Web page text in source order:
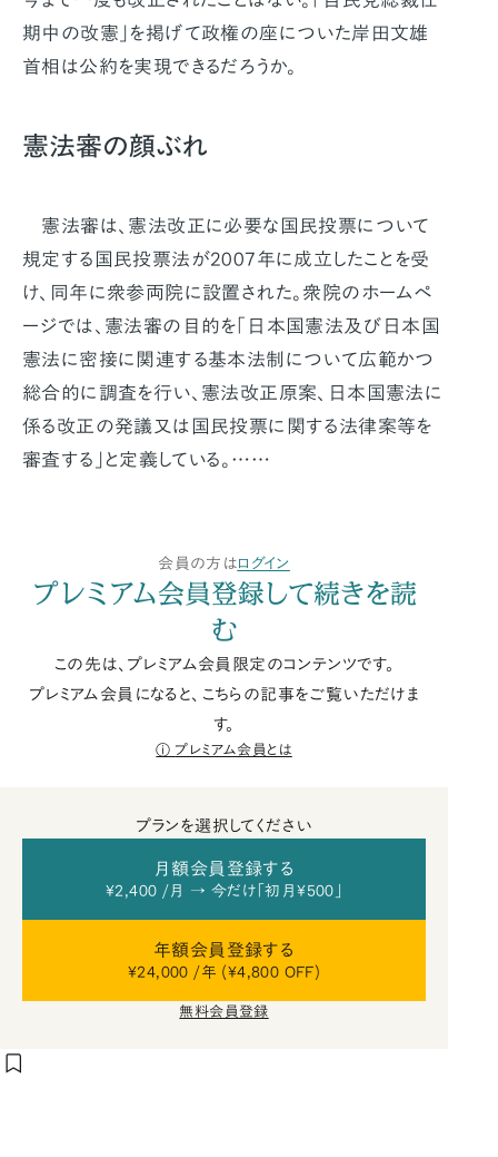
期中の改憲」を掲げて政権の座についた岸田文雄
首相は公約を実現できるだろうか。
憲法審の顔ぶれ
憲法審は、憲法改正に必要な国民投票について
規定する国民投票法が2007年に成立したことを受
け、同年に衆参両院に設置された。衆院のホームペ
ージでは、憲法審の目的を「日本国憲法及び日本国
憲法に密接に関連する基本法制について広範かつ
総合的に調査を行い、憲法改正原案、日本国憲法に
係る改正の発議又は国民投票に関する法律案等を
審査する」と定義している。……
会員の方はログイン
プレミアム会員登録して続きを読
む
この先は、プレミアム会員限定のコンテンツです。
プレミアム会員になると、こちらの記事をご覧いただけま
す。
プレミアム会員とは
プランを選択してください
月額会員登録する
¥2,400 /月 → 今だけ「初月¥500」
年額会員登録する
¥24,000 /年 (¥4,800 OFF)
無料会員登録